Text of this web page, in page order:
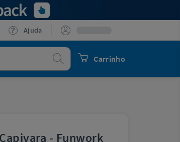
Ajuda
Carrinho
Procurar
- Funwork